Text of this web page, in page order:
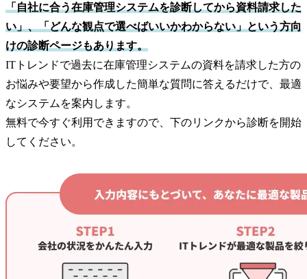
「自社に合う在庫管理システムを診断してから資料請求した
い」、「どんな観点で選べばいいかわからない」という方向
けの診断ページもあります。
ITトレンドで過去に在庫管理システムの資料を請求した方の
お悩みや要望から作成した簡単な質問に答えるだけで、最適
なシステムを案内します。
無料で今すぐ利用できますので、下のリンクから診断を開始
してください。